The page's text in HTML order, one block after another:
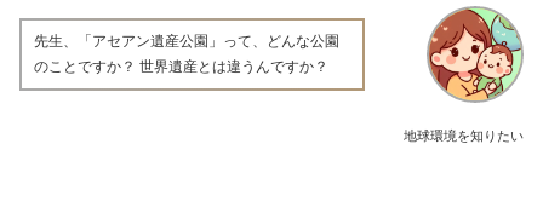
地球環境を知りたい
先生、「アセアン遺産公園」って、どんな公園
のことですか？ 世界遺産とは違うんですか？